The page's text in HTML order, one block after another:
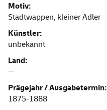
Motiv:
Stadtwappen, kleiner Adler
Künstler:
unbekannt
Land:
--
Prägejahr / Ausgabetermin:
1875-1888